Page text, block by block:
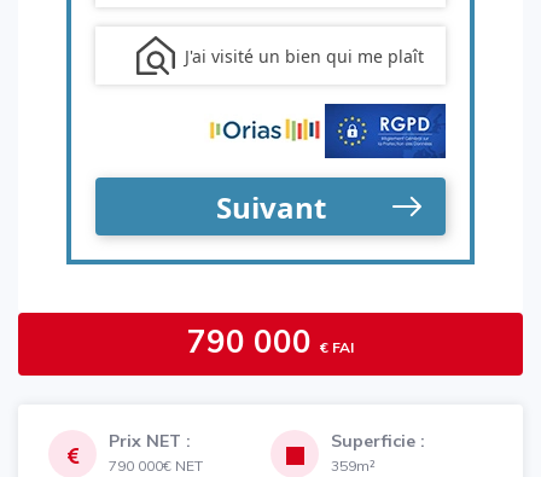
790 000 € FAI
Prix NET :
790 000€ NET
Superficie :
359m²